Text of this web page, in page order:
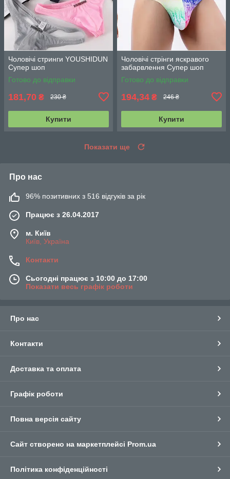
Чоловічі стринги YOUSHIDUN
Супер шоп
Готово до відправки
181,70 ₴ 230 ₴
Купити
Чоловічі стрінги яскравого
забарвлення Супер шоп
Готово до відправки
194,34 ₴ 246 ₴
Купити
Показати ще
Про нас
96% позитивних з 516 відгуків за рік
Працює з 26.04.2017
м. Київ
Київ, Україна
Контакти
Сьогодні працює з 10:00 до 17:00
Показати весь графік роботи
Про нас
Контакти
Доставка та оплата
Графік роботи
Повна версія сайту
Сайт створено на маркетплейсі Prom.ua
Політика конфіденційності